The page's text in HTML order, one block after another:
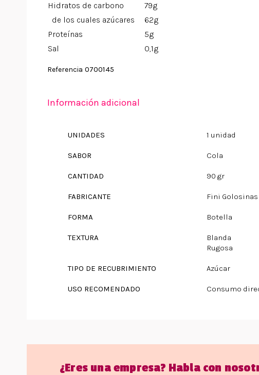
Hidratos de carbono
79g
de los cuales azúcares
62g
Proteínas
5g
Sal
0,1g
Referencia 0700145
Información adicional
UNIDADES 1 unidad
SABOR Cola
CANTIDAD 90 gr
FABRICANTE Fini Golosinas
FORMA Botella
TEXTURA
Blanda
Rugosa
TIPO DE RECUBRIMIENTO Azúcar
USO RECOMENDADO Consumo
¿Eres una empresa? Habla con